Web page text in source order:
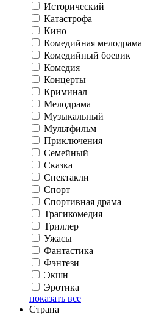
Исторический
Катастрофа
Кино
Комедийная мелодрама
Комедийный боевик
Комедия
Концерты
Криминал
Мелодрама
Музыкальный
Мультфильм
Приключения
Семейный
Сказка
Спектакли
Спорт
Спортивная драма
Трагикомедия
Триллер
Ужасы
Фантастика
Фэнтези
Экшн
Эротика
показать все
Страна